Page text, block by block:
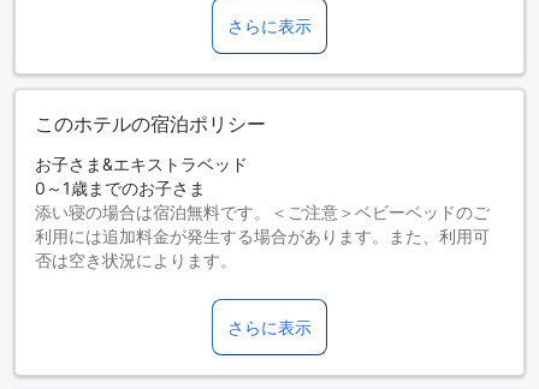
さらに表示
このホテルの宿泊ポリシー
お子さま&エキストラベッド
0～1歳までのお子さま
添い寝の場合は宿泊無料です。＜ご注意＞ベビーベッドのご
利用には追加料金が発生する場合があります。また、利用可
否は空き状況によります。
添い寝の場合は宿泊無料です。
11歳以上の宿泊者は大人とみなされます。
エキストラベッドの追加可否は、ルームタイプにより異なり
ます。各ルームタイプ欄の記載をお確かめください。ルーム
さらに表示